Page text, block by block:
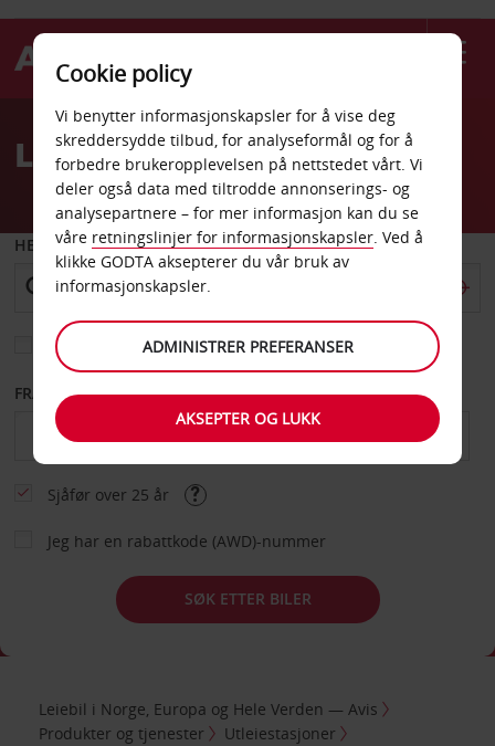
Welcome
AvisLeiebil Nashville
HENT FRA
Velg et annet leveringssted
FRA DATO TIL DATO
Sjåfør over 25 år
Jeg har en rabattkode (AWD)-nummer
SØK ETTER BILER
Leiebil i Norge, Europa og Hele Verden — Avis
Produkter og tjenester
Utleiestasjoner
Cookie policy
Vi benytter informasjonskapsler for å vise deg
skreddersydde tilbud, for analyseformål og for å
forbedre brukeropplevelsen på nettstedet vårt. Vi
deler også data med tiltrodde annonserings- og
analysepartnere – for mer informasjon kan du se
våre retningslinjer for informasjonskapsler. Ved å
klikke GODTA aksepterer du vår bruk av
informasjonskapsler.
ADMINISTRER PREFERANSER
AKSEPTER OG LUKK